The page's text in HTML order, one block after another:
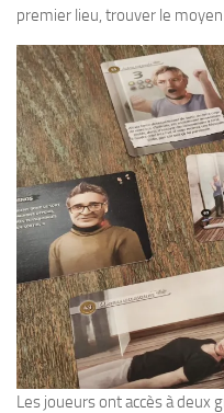
premier lieu, trouver le
Les joueurs ont accès à deux